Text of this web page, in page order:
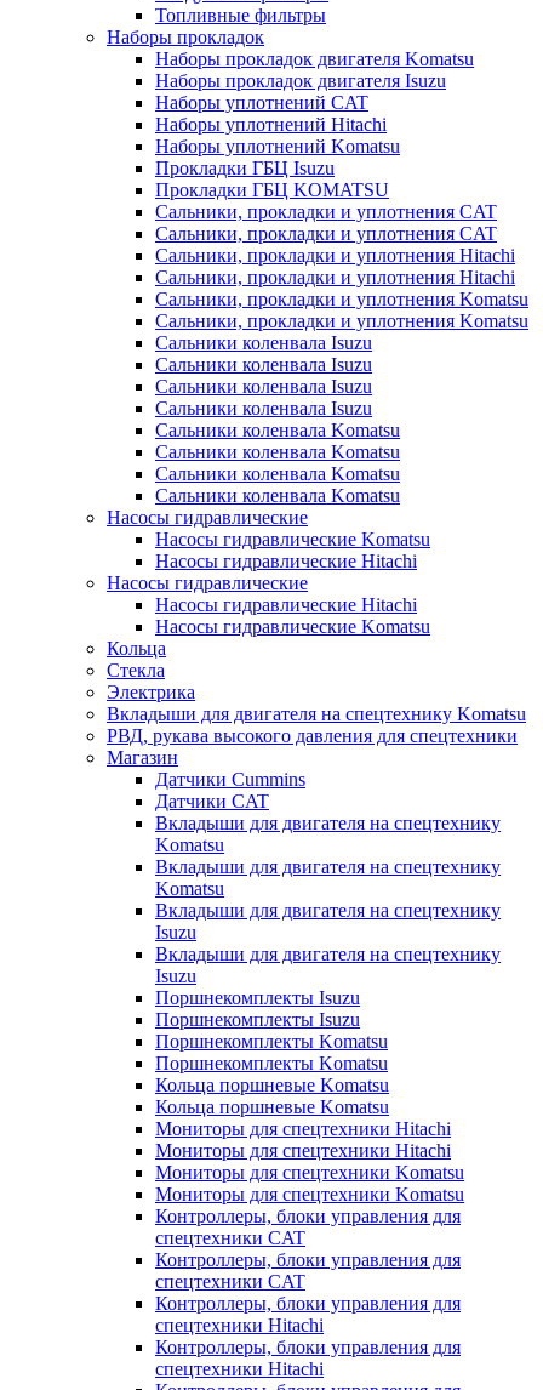
Топливные фильтры
Наборы прокладок
Наборы прокладок двигателя Komatsu
Наборы прокладок двигателя Isuzu
Наборы уплотнений CAT
Наборы уплотнений Hitachi
Наборы уплотнений Komatsu
Прокладки ГБЦ Isuzu
Прокладки ГБЦ KOMATSU
Сальники, прокладки и уплотнения CAT
Сальники, прокладки и уплотнения CAT
Сальники, прокладки и уплотнения Hitachi
Сальники, прокладки и уплотнения Hitachi
Сальники, прокладки и уплотнения Komatsu
Сальники, прокладки и уплотнения Komatsu
Сальники коленвала Isuzu
Сальники коленвала Isuzu
Сальники коленвала Isuzu
Сальники коленвала Isuzu
Сальники коленвала Komatsu
Сальники коленвала Komatsu
Сальники коленвала Komatsu
Сальники коленвала Komatsu
Насосы гидравлические
Насосы гидравлические Komatsu
Насосы гидравлические Hitachi
Насосы гидравлические
Насосы гидравлические Hitachi
Насосы гидравлические Komatsu
Кольца
Стекла
Электрика
Вкладыши для двигателя на спецтехнику Komatsu
РВД, рукава высокого давления для спецтехники
Магазин
Датчики Cummins
Датчики CAT
Вкладыши для двигателя на спецтехнику
Komatsu
Вкладыши для двигателя на спецтехнику
Komatsu
Вкладыши для двигателя на спецтехнику
Isuzu
Вкладыши для двигателя на спецтехнику
Isuzu
Поршнекомплекты Isuzu
Поршнекомплекты Isuzu
Поршнекомплекты Komatsu
Поршнекомплекты Komatsu
Кольца поршневые Komatsu
Кольца поршневые Komatsu
Мониторы для спецтехники Hitachi
Мониторы для спецтехники Hitachi
Мониторы для спецтехники Komatsu
Мониторы для спецтехники Komatsu
Контроллеры, блоки управления для
спецтехники CAT
Контроллеры, блоки управления для
спецтехники CAT
Контроллеры, блоки управления для
спецтехники Hitachi
Контроллеры, блоки управления для
спецтехники Hitachi